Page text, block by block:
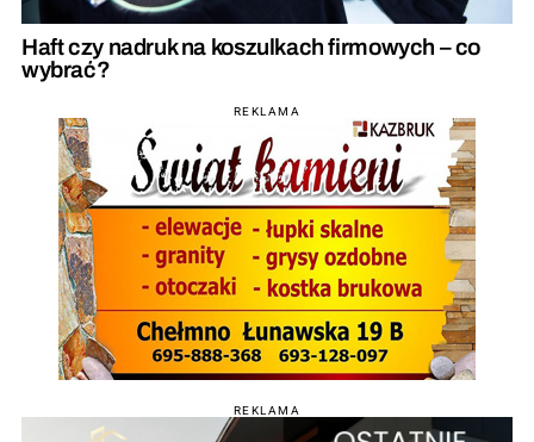
Haft czy nadruk na koszulkach firmowych – co
wybrać?
REKLAMA
REKLAMA